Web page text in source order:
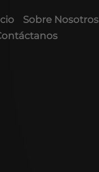
Sobre Nosotros